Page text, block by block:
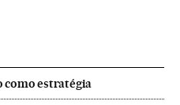
como estratégia